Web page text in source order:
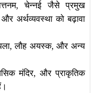
चेन्नई जैसे प्रमुख
अर्थव्यवस्था को बढ़ावा
लौह अयस्क, और अन्य
मंदिर, और प्राकृतिक